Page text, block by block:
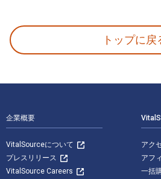
トップに戻
企業概要
VitalSourceについて
プレスリリース
VitalSource Careers
アク
アフ
一括